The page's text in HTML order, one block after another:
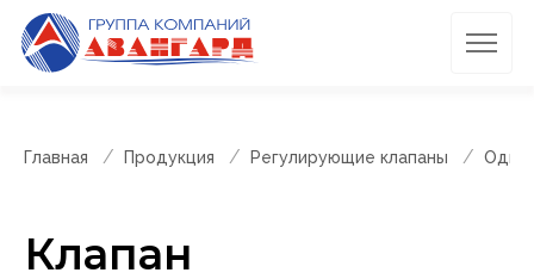
Главная Продукция Регулирующие клапаны
Клапан